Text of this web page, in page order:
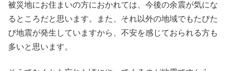
被災地にお住まいの方におかれては、今後の余震が気にな
るところだと思います。また、それ以外の地域でもたびた
び地震が発生していますから、不安を感じておられる方も
多いと思います。